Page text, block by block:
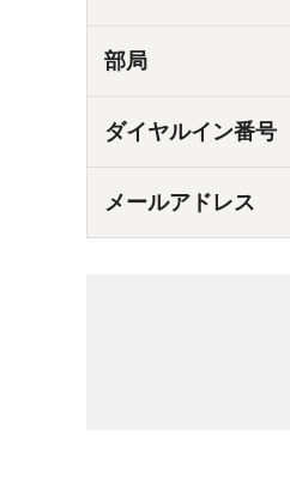
部局
ダイヤルイン番号
メールアドレス